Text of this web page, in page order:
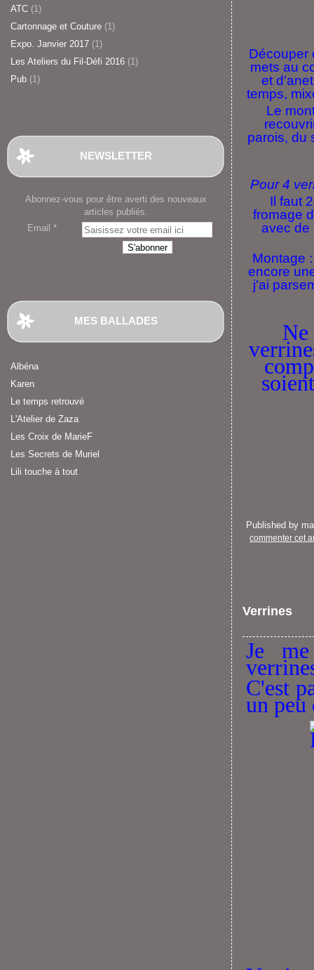
ATC (1)
Cartonnage et Couture (1)
Expo. Janvier 2017 (1)
Les Ateliers du Fil-Défi 2016 (1)
Pub (1)
NEWSLETTER
Abonnez-vous pour être averti des nouveaux
articles publiés.
Email
MES BALLADES
Albéna
Karen
Le temps retrouvé
L'Atelier de Zaza
Les Croix de MarieF
Les Secrets de Muriel
Lili touche à tout
Découper
mets au
et
temps,
Le
parois, du
Pour 4
Il faut
fromage
avec de
Montage
encore
j'ai
Ne
Published by
commenter cet
Verrines
Je
C'est
un peu